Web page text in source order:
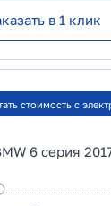
в 1 клик
стоимость с
6 серия